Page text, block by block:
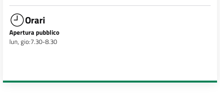
Orari
Apertura pubblico
lun, gio:7.30-8.30